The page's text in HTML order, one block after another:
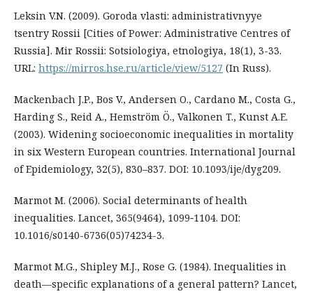
Leksin V.N. (2009). Goroda vlasti: administrativnyye
tsentry Rossii [Cities of Power: Administrative Centres of
Russia]. Mir Rossii: Sotsiologiya, etnologiya, 18(1), 3-33.
URL: https://mirros.hse.ru/article/view/5127 (In Russ).
Mackenbach J.P., Bos V., Andersen O., Cardano M., Costa G.,
Harding S., Reid A., Hemström Ö., Valkonen T., Kunst A.E.
(2003). Widening socioeconomic inequalities in mortality
in six Western European countries. International Journal
of Epidemiology, 32(5), 830–837. DOI: 10.1093/ije/dyg209.
Marmot M. (2006). Social determinants of health
inequalities. Lancet, 365(9464), 1099‐1104. DOI:
10.1016/s0140-6736(05)74234-3.
Marmot M.G., Shipley M.J., Rose G. (1984). Inequalities in
death—specific explanations of a general pattern? Lancet,